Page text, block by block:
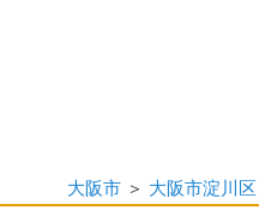
大阪市 ＞ 大阪市淀川区